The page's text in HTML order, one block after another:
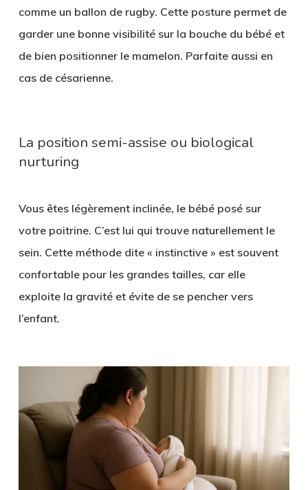
comme un ballon de rugby. Cette posture permet de
garder une bonne visibilité sur la bouche du bébéet
de bien positionner le mamelon. Parfaite aussi en
cas de césarienne.
La position semi-assise ou biological
nurturing
Vous êtes légèrement inclinée, le bébé posé sur
votre poitrine. C’est lui qui trouve naturellement le
sein. Cette méthode dite « instinctive » est souvent
confortable pour les grandes tailles, car elle
exploite la gravité et évite de se pencher vers
l’enfant.